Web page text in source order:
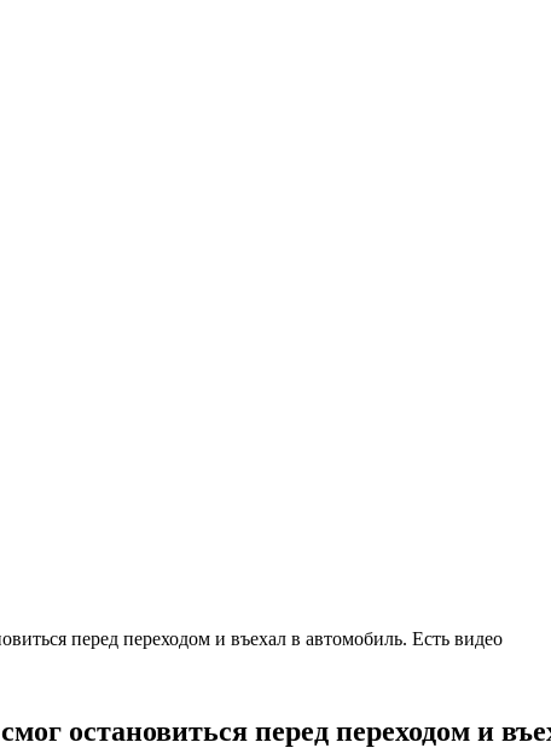
перед переходом и въехал в автомобиль. Есть видео
остановиться перед переходом и